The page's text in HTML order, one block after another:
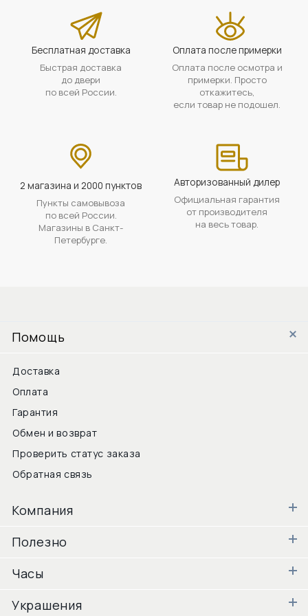
Бесплатная доставка
Быстрая доставка
до двери
по всей России.
Оплата после примерки
Оплата после осмотра и
примерки. Просто
откажитесь,
если товар не подошел.
2 магазина и 2000 пунктов
Пункты самовывоза
по всей России.
Магазины в Санкт-
Петербурге.
Авторизованный дилер
Официальная гарантия
от производителя
на весь товар.
Помощь
Доставка
Оплата
Гарантия
Обмен и возврат
Проверить статус заказа
Обратная связь
Компания
Полезно
Часы
Украшения